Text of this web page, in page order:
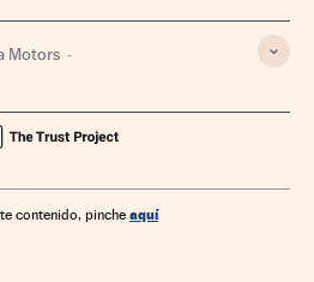
Motors
contenido, pinche aquí